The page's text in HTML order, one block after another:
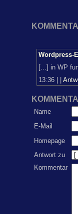
Wordpress-
[...] in WP
13:36
Name
E-Mail
Homepage
Antwort zu
Kommentar